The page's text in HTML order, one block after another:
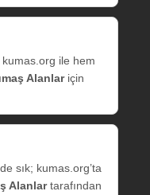
kumas.org ile hem
Alanlariçin
sık; kumas.org’ta
Alanlartarafından